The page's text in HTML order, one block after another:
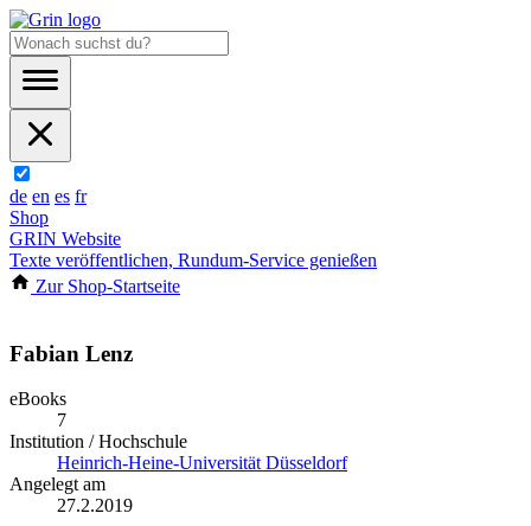
de en es fr
Shop
GRIN Website
Texte veröffentlichen, Rundum-Service genießen
Zur Shop-Startseite
Fabian Lenz
eBooks
7
Institution / Hochschule
Heinrich-Heine-Universität Düsseldorf
Angelegt am
27.2.2019